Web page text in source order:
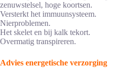
zenuwstelsel, hoge koortsen.
Versterkt het immuunsysteem.
Nierproblemen.
Het skelet en bij kalk tekort.
Overmatig transpireren.
Advies energetische verzorging